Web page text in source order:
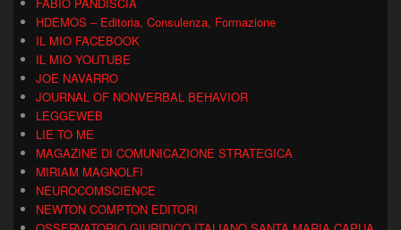
HDEMOS – Editoria, Consulenza, Formazione
IL MIO FACEBOOK
IL MIO YOUTUBE
JOE NAVARRO
JOURNAL OF NONVERBAL BEHAVIOR
LEGGEWEB
LIE TO ME
MAGAZINE DI COMUNICAZIONE STRATEGICA
MIRIAM MAGNOLFI
NEUROCOMSCIENCE
NEWTON COMPTON EDITORI